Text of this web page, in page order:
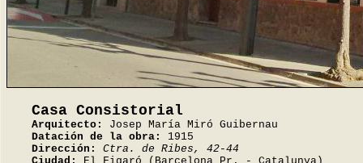
Casa Consistorial
Arquitecto:
Josep María Miró Guibernau
Datación de la obra:
1915
Dirección:
Ctra. de Ribes, 42-44